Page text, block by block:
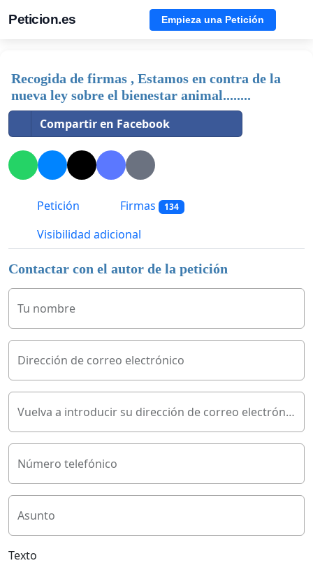
Peticion.es Empieza una Petición
Recogida de firmas , Estamos en contra de la
nueva ley sobre el bienestar animal........
Compartir en Facebook
Petición Firmas 134
Visibilidad adicional
Contactar con el autor de la petición
Tu nombre
Dirección de correo electrónico
Vuelva a introducir su dirección de correo electrónico
Número telefónico
Asunto
Texto